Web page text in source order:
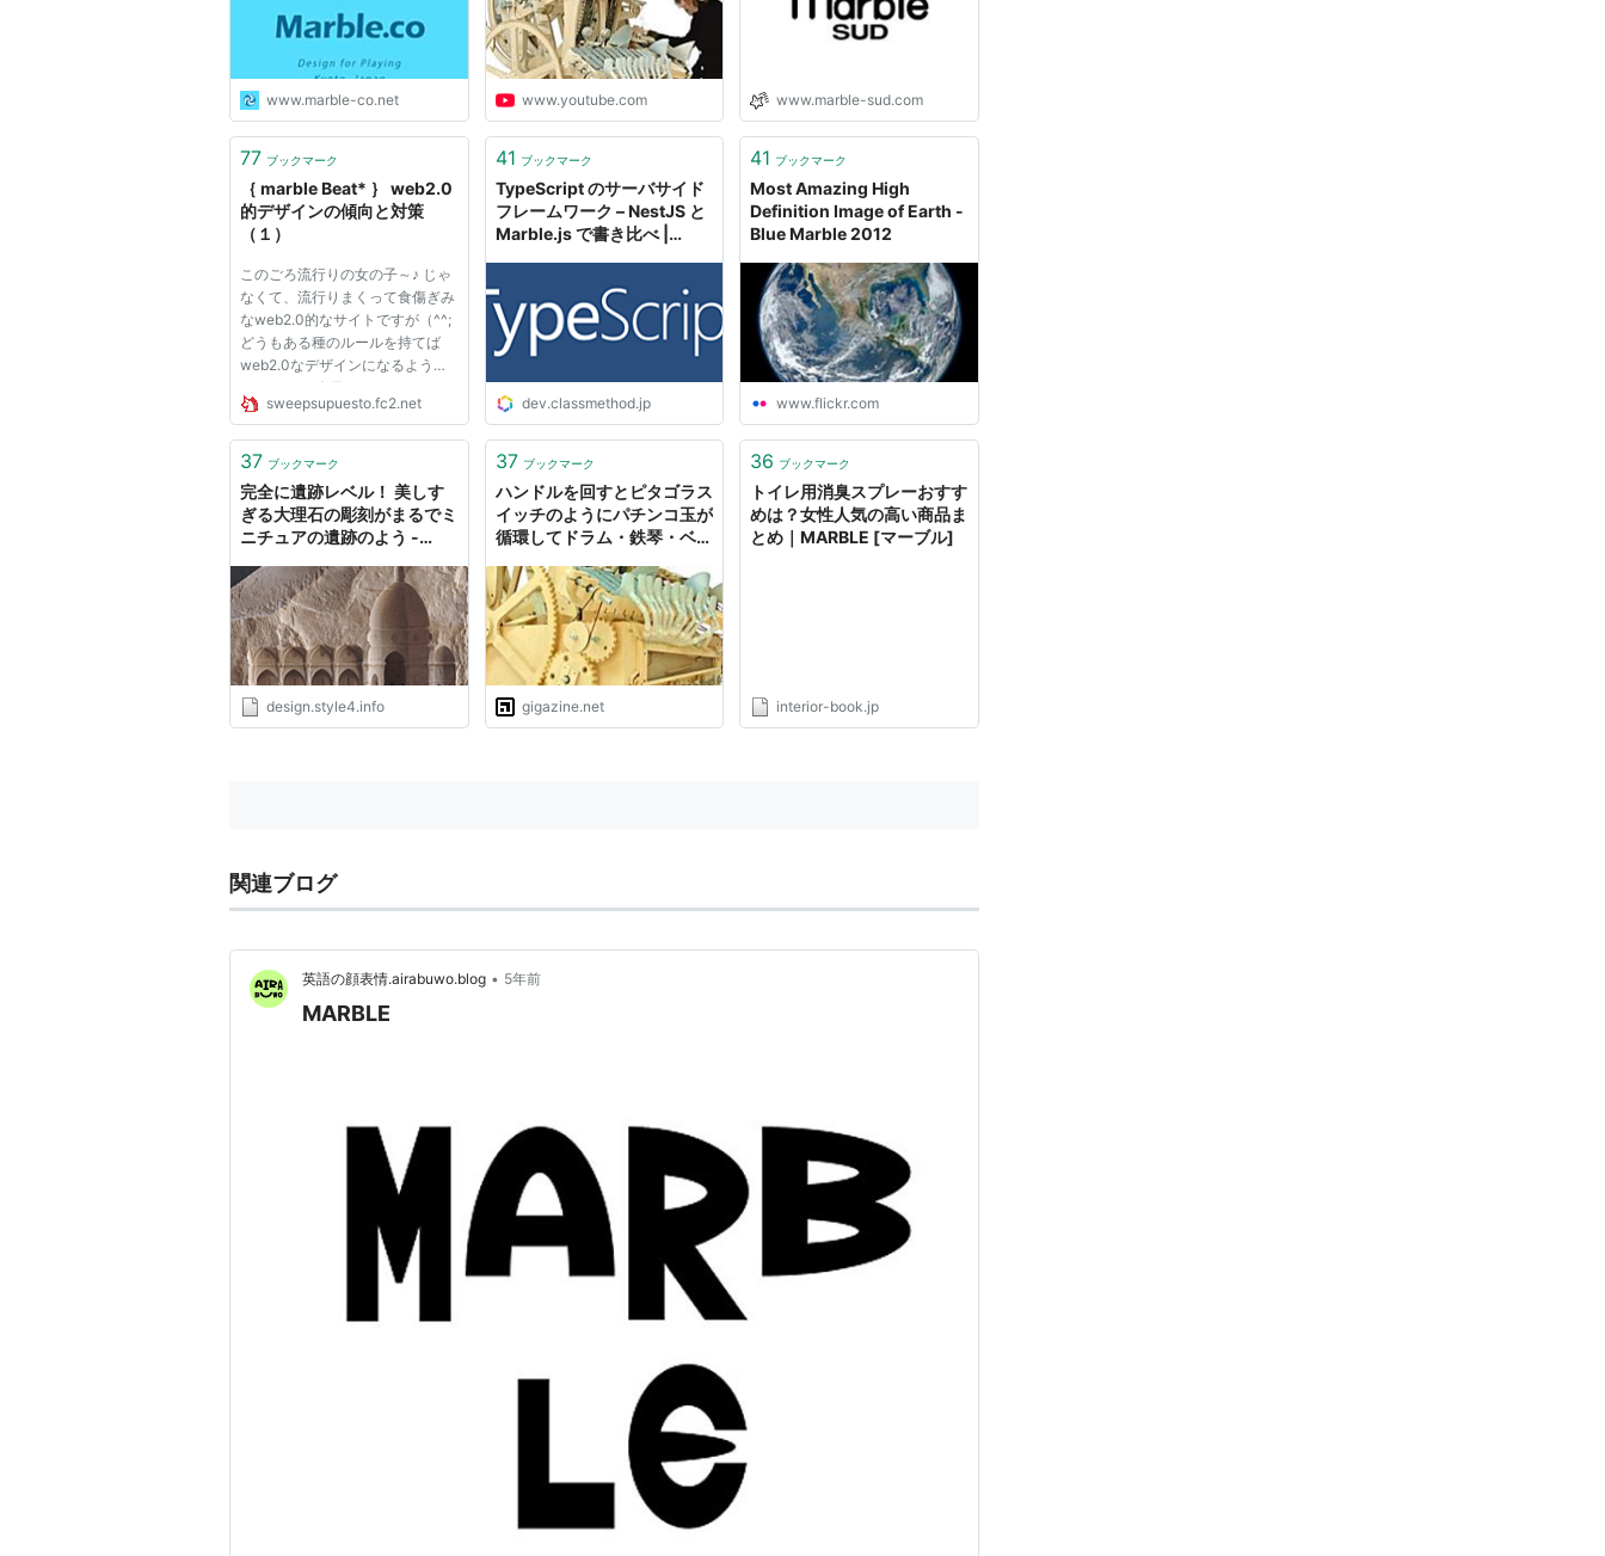
www.marble-co.net www.youtube.com www.marble-sud.com
77 ブックマーク
｛ marble Beat* ｝ web2.0
的デザインの傾向と対策
（１）
このごろ流行りの女の子～♪ じゃ
なくて、流行りまくって食傷ぎみ
なweb2.0的なサイトですが（^^;
どうもある種のルールを持てば
web2.0なデザインになるようで
す。 これで今日からあなたのサ
イトもweb2.0だｗ 以下のページ
傾向（英語）
ch.com/current-style.cf...
sweepsupuesto.fc2.net
41 ブックマーク
TypeScript のサーバサイド
フレームワーク – NestJS と
Marble.js で書き比べ |
dev.classmethod.jp
41 ブックマーク
Most Amazing High
Definition Image of Earth -
Blue Marble 2012
www.flickr.com
37 ブックマーク
完全に遺跡レベル！ 美しす
ぎる大理石の彫刻がまるでミ
ニチュアの遺跡のよう -
design.style4.info
37 ブックマーク
ハンドルを回すとピタゴラス
イッチのようにパチンコ玉が
循環してドラム・鉄琴・ベー
Machine」
gigazine.net
36 ブックマーク
トイレ用消臭スプレーおすす
めは？女性人気の高い商品ま
とめ｜MARBLE [マーブル]
interior-book.jp
関連ブログ
英語の顔表情.airabuwo.blog • 5年前
MARBLE